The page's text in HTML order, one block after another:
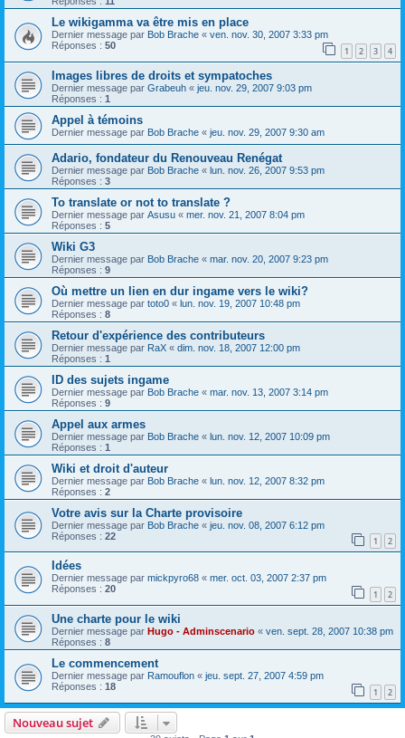
Le wikigamma va être mis en place
Dernier message par Bob Brache « ven. nov. 30, 2007 3:33 pm
Réponses : 50 1 2 3 4
Images libres de droits et sympatoches
Dernier message par Grabeuh « jeu. nov. 29, 2007 9:03 pm
Réponses : 1
Appel à témoins
Dernier message par Bob Brache « jeu. nov. 29, 2007 9:30 am
Adario, fondateur du Renouveau Renégat
Dernier message par Bob Brache « lun. nov. 26, 2007 9:53 pm
Réponses : 3
To translate or not to translate ?
Dernier message par Asusu « mer. nov. 21, 2007 8:04 pm
Réponses : 5
Wiki G3
Dernier message par Bob Brache « mar. nov. 20, 2007 9:23 pm
Réponses : 9
Où mettre un lien en dur ingame vers le wiki?
Dernier message par toto0 « lun. nov. 19, 2007 10:48 pm
Réponses : 8
Retour d'expérience des contributeurs
Dernier message par RaX « dim. nov. 18, 2007 12:00 pm
Réponses : 1
ID des sujets ingame
Dernier message par Bob Brache « mar. nov. 13, 2007 3:14 pm
Réponses : 9
Appel aux armes
Dernier message par Bob Brache « lun. nov. 12, 2007 10:09 pm
Réponses : 1
Wiki et droit d'auteur
Dernier message par Bob Brache « lun. nov. 12, 2007 8:32 pm
Réponses : 2
Votre avis sur la Charte provisoire
Dernier message par Bob Brache « jeu. nov. 08, 2007 6:12 pm
Réponses : 22 1 2
Idées
Dernier message par mickpyro68 « mer. oct. 03, 2007 2:37 pm
Réponses : 20 1 2
Une charte pour le wiki
Dernier message par Hugo - Adminscenario « ven. sept. 28, 2007 10:38 pm
Réponses : 8
Le commencement
Dernier message par Ramouflon « jeu. sept. 27, 2007 4:59 pm
Réponses : 18 1 2
Nouveau sujet